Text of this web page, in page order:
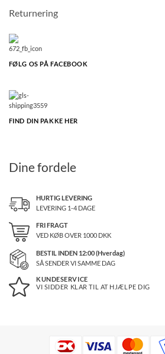
Returnering
FØLG OS PÅ FACEBOOK
FIND DIN PAKKE HER
Dine fordele
HURTIG LEVERING
LEVERING 1-4 DAGE
FRI FRAGT
VED KØB OVER 1000DKK
BESTIL INDEN 12:00 (Hverdag)
SÅ SENDER VI SAMME DAG
KUNDESERVICE
VI SIDDER KLAR TIL AT HJÆLPE DIG